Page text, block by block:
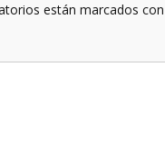
están marcados con